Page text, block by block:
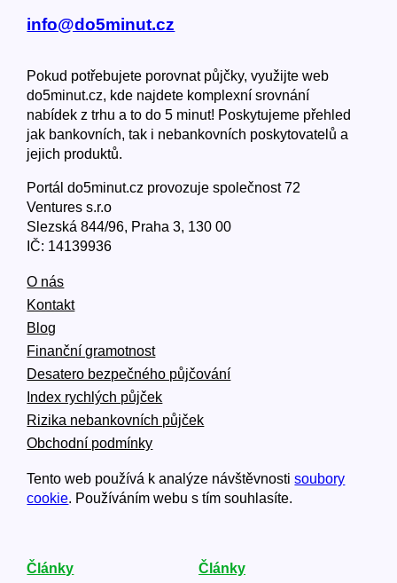
info@do5minut.cz
Pokud potřebujete porovnat půjčky, využijte web
do5minut.cz, kde najdete komplexní srovnání
nabídek z trhu a to do 5 minut! Poskytujeme přehled
jak bankovních, tak i nebankovních poskytovatelů a
jejich produktů.
Portál do5minut.cz provozuje společnost 72
Ventures s.r.o
Slezská 844/96, Praha 3, 130 00
IČ: 14139936
O nás
Kontakt
Blog
Finanční gramotnost
Desatero bezpečného půjčování
Index rychlých půjček
Rizika nebankovních půjček
Obchodní podmínky
Tento web používá k analýze návštěvnostisoubory
cookie. Používáním webu s tím souhlasíte.
Články Články